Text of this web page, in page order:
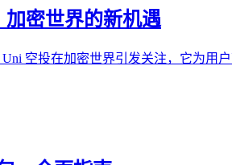
密世界的新机遇
空投在加密世界引发关注，它为用